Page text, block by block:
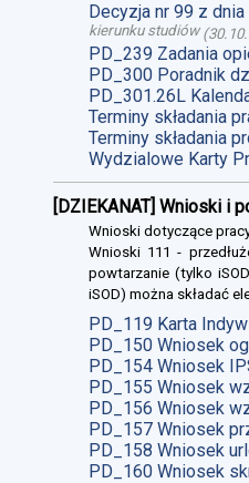
Decyzja nr 99 z
kierunku studiów(
PD_239 Zadania
PD_300 Poradnik
PD_301.26L
Terminy składania
Terminy składania
Wydzialowe Karty
[DZIEKANAT] Wnioski i
Wnioski dotyczące
Wnioski 111 -
powtarzanie (tylko
iSOD) można składać
PD_119 Karta
PD_150 Wniosek
PD_154 Wniosek
PD_155 Wniosek
PD_156 Wniosek
PD_157 Wniosek
PD_158 Wniosek
PD_160 Wniosek